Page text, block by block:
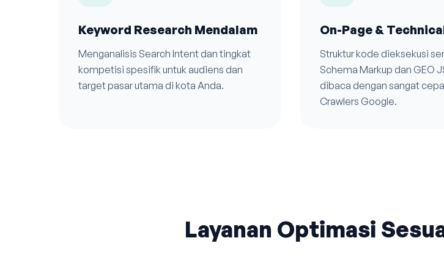
Keyword Research Mendalam
Menganalisis Search Intent dan tingkat
kompetisi spesifik untuk audiens dan
target pasar utama di kota Anda.
On-Page &
Struktur kode dieksekusi
Schema Markup dan GEO
dibaca dengan sangat
Crawlers Google.
Layanan Optimasi